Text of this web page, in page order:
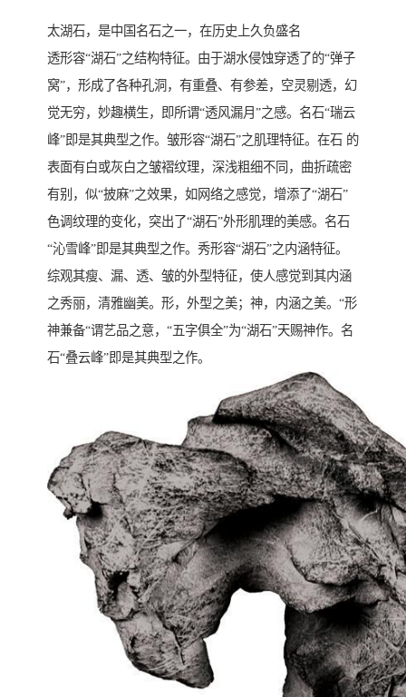
太湖石，是中国名石之一，在历史上久负盛名
透形容“湖石”之结构特征。由于湖水侵蚀穿透了的“弹子
窝”，形成了各种孔洞，有重叠、有参差，空灵剔透，幻
觉无穷，妙趣横生，即所谓“透风漏月”之感。名石“瑞云
峰”即是其典型之作。皱形容“湖石”之肌理特征。在石 的
表面有白或灰白之皱褶纹理，深浅粗细不同，曲折疏密
有别，似“披麻”之效果，如网络之感觉，增添了“湖石”
色调纹理的变化，突出了“湖石”外形肌理的美感。名石
“沁雪峰”即是其典型之作。秀形容“湖石”之内涵特征。
综观其瘦、漏、透、皱的外型特征，使人感觉到其内涵
之秀丽，清雅幽美。形，外型之美；神，内涵之美。“形
神兼备“谓艺品之意，“五字俱全”为“湖石”天赐神作。名
石“叠云峰”即是其典型之作。